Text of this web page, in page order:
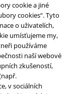
cookie a jiné
cookies“. Tyto
o uživatelích,
umísťujeme my,
používáme
naší webové
zkušeností,
v sociálních